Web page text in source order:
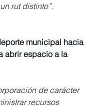
rut distinto”.
municipal hacia
abrir espacio a la
de carácter
recursos